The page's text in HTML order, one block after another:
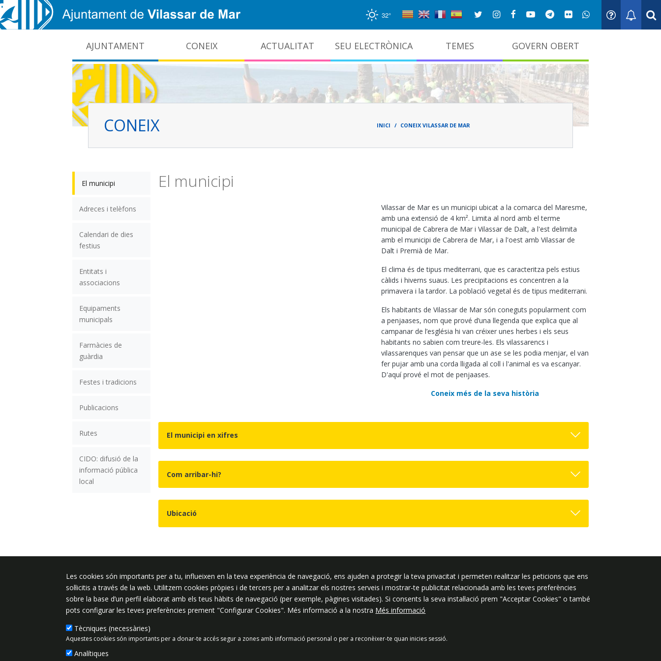
Vés al contingut
32°
AJUNTAMENT CONEIX ACTUALITAT SEU ELECTRÒNICA TEMES GOVERN OBERT
CONEIX Fild'ariadna
INICI CONEIX VILASSAR DE MAR
El municipi
Adreces i telèfons
Calendari de dies
festius
Entitats i
associacions
Equipaments
municipals
Farmàcies de
guàrdia
Festes i tradicions
Publicacions
Rutes
CIDO: difusió de la
informació pública
local
El municipi
Vilassar de Mar es un municipi ubicat a la comarca del Maresme,
amb una extensió de 4 km². Limita al nord amb el terme
municipal de Cabrera de Mar i Vilassar de Dalt, a l'est delimita
amb el municipi de Cabrera de Mar, i a l'oest amb Vilassar de
Dalt i Premià de Mar.
El clima és de tipus mediterrani, que es caracteritza pels estius
càlids i hiverns suaus. Les precipitacions es concentren a la
primavera i la tardor. La població vegetal és de tipus mediterrani.
Els habitants de Vilassar de Mar són coneguts popularment com
a penjaases, nom que prové d’una llegenda que explica que al
campanar de l’església hi van créixer unes herbes i els seus
habitants no sabien com treure-les. Els vilassarencs i
vilassarenques van pensar que un ase se les podia menjar, el van
fer pujar amb una corda lligada al coll i l'animal es va escanyar.
D'aquí prové el mot de penjaases.
Coneix més de la seva història
El municipi en xifres
Com arribar-hi?
Ubicació
Plaça de l'Ajuntament 6, 08340 Vilassar
de Mar
937 542 400
ajuntament@vilassardemar.cat
Segueix-nos a:
Les cookies són importants per a tu, influeixen en la teva experiència de navegació, ens ajuden a protegir la teva privacitat i permeten realitzar les peticions que ens
sol·licitis a través de la web. Utilitzem cookies pròpies i de tercers per a analitzar els nostres serveis i mostrar-te publicitat relacionada amb les teves preferències
sobre la base d’un perfil elaborat amb els teus hàbits de navegació (per exemple, pàgines visitades). Si consents la seva instal·lació prem "Acceptar Cookies" o també
pots configurar les teves preferències prement "Configurar Cookies". Més informació a la nostra Més informació
Tècniques (necessàries)
Aquestes cookies són importants per a donar-te accés segur a zones amb informació personal o per a reconèixer-te quan inicies sessió.
Analítiques